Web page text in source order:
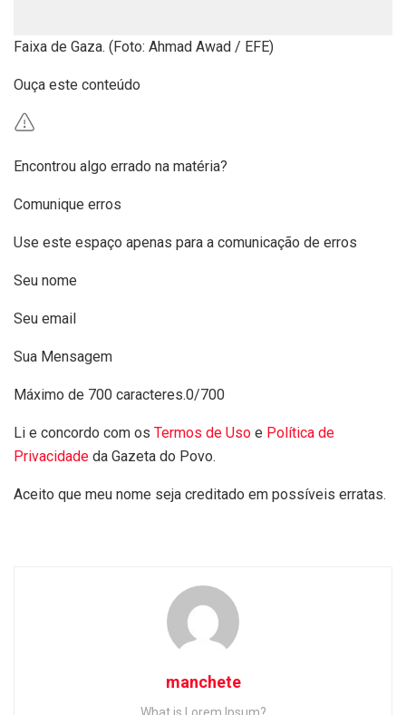
Faixa de Gaza. (Foto: Ahmad Awad / EFE)
Ouça este conteúdo
Encontrou algo errado na matéria?
Comunique erros
Use este espaço apenas para a comunicação de erros
Seu nome
Seu email
Sua Mensagem
Máximo de 700 caracteres.0/700
Li e concordo com os Termos de Uso e Política de
Privacidade da Gazeta do Povo.
Aceito que meu nome seja creditado em possíveis erratas.
manchete
What is Lorem Ipsum?